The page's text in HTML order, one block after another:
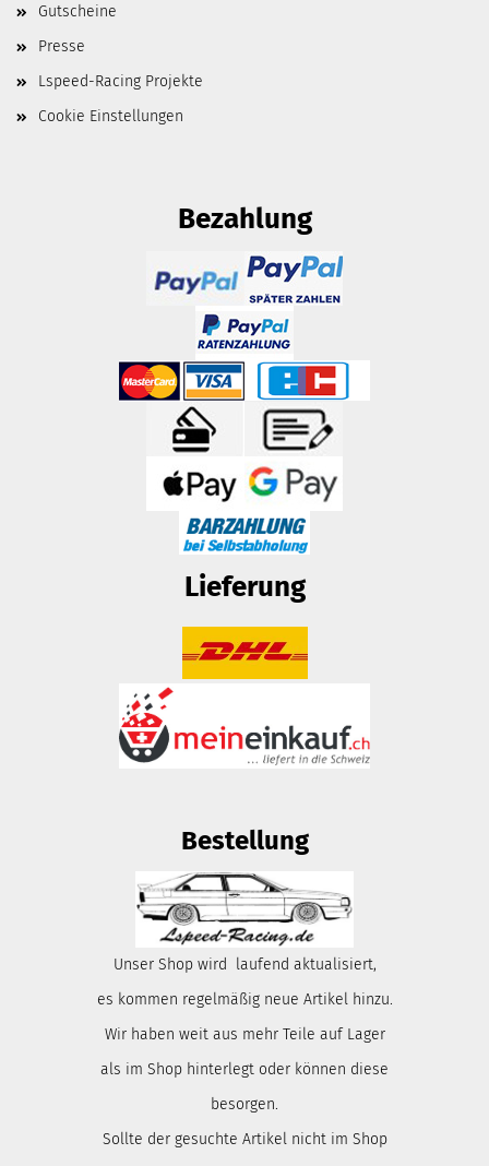
Gutscheine
Presse
Lspeed-Racing Projekte
Cookie Einstellungen
Bezahlung
Lieferung
Bestellung
Unser Shop wird laufend aktualisiert,
es kommen regelmäßig neue Artikel hinzu.
Wir haben weit aus mehr Teile auf Lager
als im Shop hinterlegt oder können diese
besorgen.
Sollte der gesuchte Artikel nicht im Shop